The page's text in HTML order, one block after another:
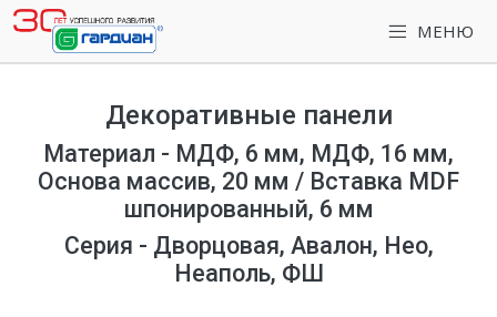
МЕНЮ
Декоративные панели
Материал - МДФ, 6 мм, МДФ, 16 мм,
Основа массив, 20 мм / Вставка MDF
шпонированный, 6 мм
Серия - Дворцовая, Авалон, Нео,
Неаполь, ФШ